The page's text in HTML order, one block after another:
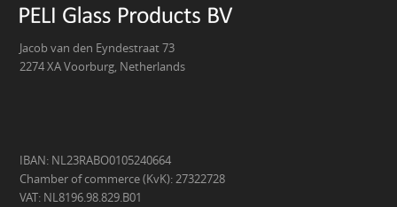
Jacob van den Eyndestraat 73
2274 XA Voorburg, Netherlands
IBAN: NL23RABO0105240664
Chamber of commerce (KvK): 27322728
VAT: NL8196.98.829.B01